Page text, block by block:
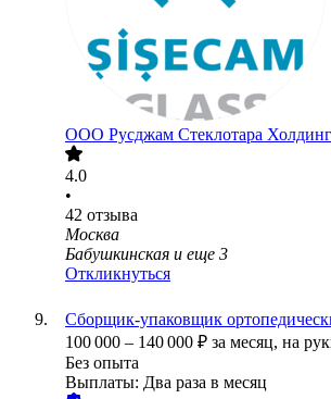
ООО Русджам Стеклотара Холдинг
4.0
•
42 отзыва
Москва
Бабушкинская и еще 3
Откликнуться
Сборщик-упаковщик
100 000 – 140 000 ₽ за месяц, на
Без опыта
Выплаты: Два раза в месяц